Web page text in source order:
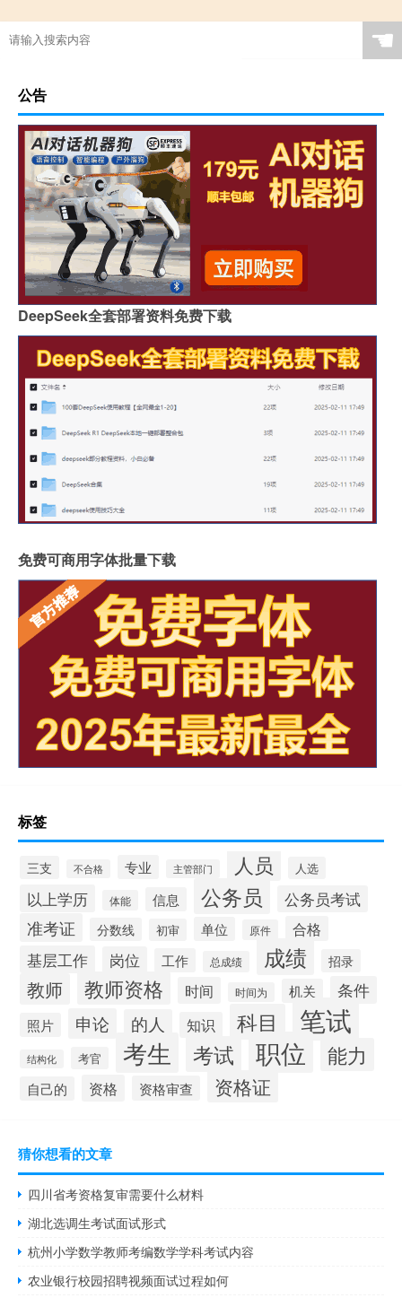
☚
公告
DeepSeek全套部署资料免费下载
免费可商用字体批量下载
标签
三支 不合格 专业 主管部门 人员 人选
以上学历 体能 信息 公务员 公务员考试
准考证 分数线 初审 单位 原件 合格
基层工作 岗位 工作 总成绩 成绩 招录
教师 教师资格 时间 时间为 机关 条件
照片 申论 的人 知识 科目 笔试
结构化 考官 考生 考试 职位 能力
自己的 资格 资格审查 资格证
猜你想看的文章
四川省考资格复审需要什么材料
湖北选调生考试面试形式
杭州小学数学教师考编数学学科考试内容
农业银行校园招聘视频面试过程如何